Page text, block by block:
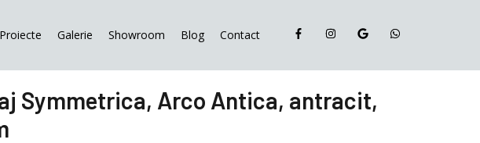
Proiecte Galerie Showroom Blog Contact
Symmetrica, Arco Antica, antracit,
antracit,
cm